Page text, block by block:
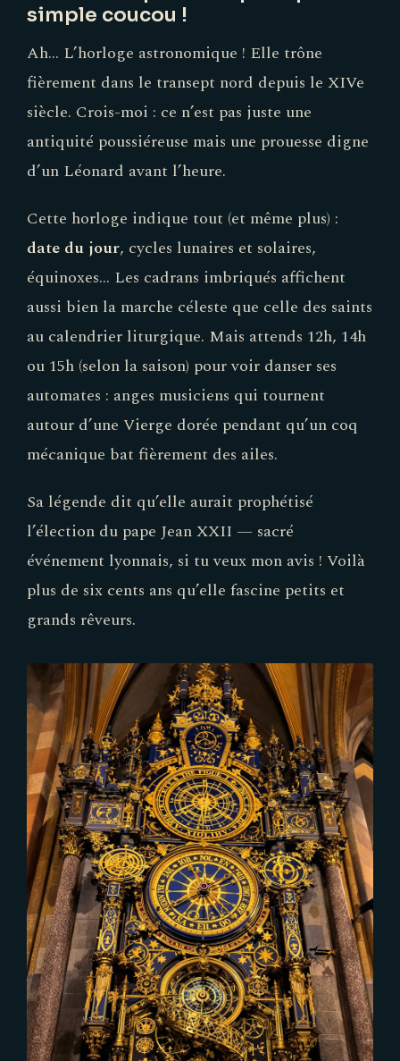
simple coucou !
Ah… L’horloge astronomique ! Elle trône
fièrement dans le transept nord depuis le XIVe
siècle. Crois-moi : ce n’est pas juste une
antiquité poussiéreuse mais une prouesse digne
d’un Léonard avant l’heure.
Cette horloge indique tout (et même plus) :
date du jour, cycles lunaires et solaires,
équinoxes… Les cadrans imbriqués affichent
aussi bien la marche céleste que celle des saints
au calendrier liturgique. Mais attends 12h, 14h
ou 15h (selon la saison) pour voir danser ses
automates : anges musiciens qui tournent
autour d’une Vierge dorée pendant qu’un coq
mécanique bat fièrement des ailes.
Sa légende dit qu’elle aurait prophétisé
l’élection du pape Jean XXII — sacré
événement lyonnais, si tu veux mon avis ! Voilà
plus de six cents ans qu’elle fascine petits et
grands rêveurs.